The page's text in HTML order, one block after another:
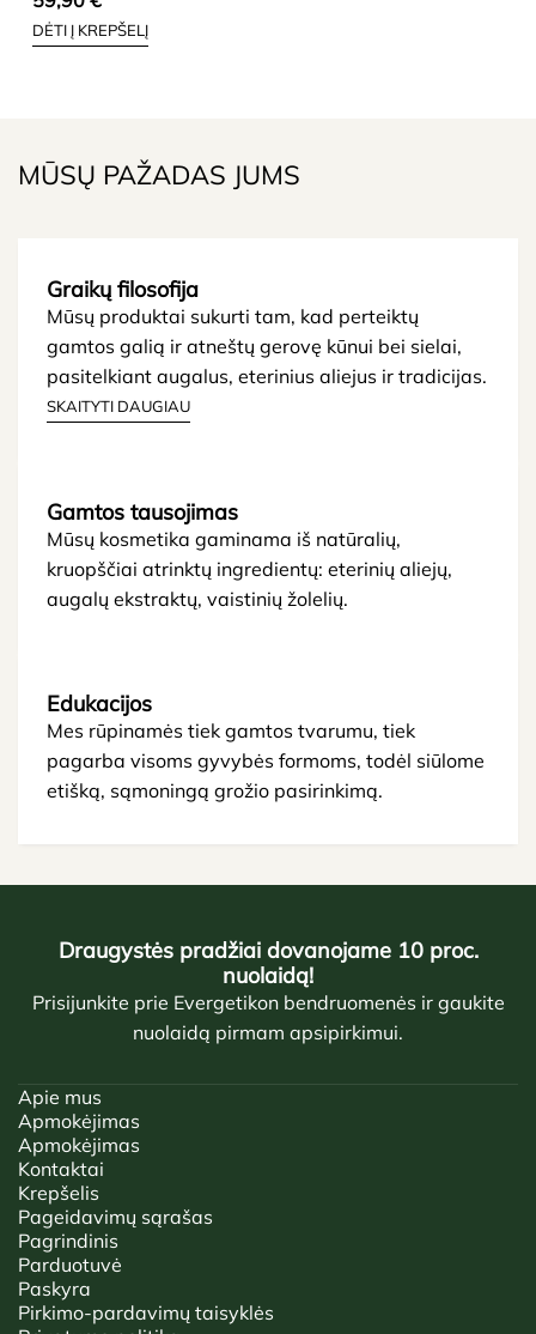
DĖTI Į KREPŠELĮ
MŪSŲ PAŽADAS JUMS
Graikų filosofija
Mūsų produktai sukurti tam, kad perteiktų
gamtos galią ir atneštų gerovę kūnui bei sielai,
pasitelkiant augalus, eterinius aliejus ir tradicijas.
SKAITYTI DAUGIAU
Gamtos tausojimas
Mūsų kosmetika gaminama iš natūralių,
kruopščiai atrinktų ingredientų: eterinių aliejų,
augalų ekstraktų, vaistinių žolelių.
Edukacijos
Mes rūpinamės tiek gamtos tvarumu, tiek
pagarba visoms gyvybės formoms, todėl siūlome
etišką, sąmoningą grožio pasirinkimą.
Draugystės pradžiai dovanojame 10 proc.
nuolaidą!
Prisijunkite prie Evergetikon bendruomenės ir gaukite
nuolaidą pirmam apsipirkimui.
Apie mus
Apmokėjimas
Apmokėjimas
Kontaktai
Krepšelis
Pageidavimų sąrašas
Pagrindinis
Parduotuvė
Paskyra
Pirkimo-pardavimų taisyklės